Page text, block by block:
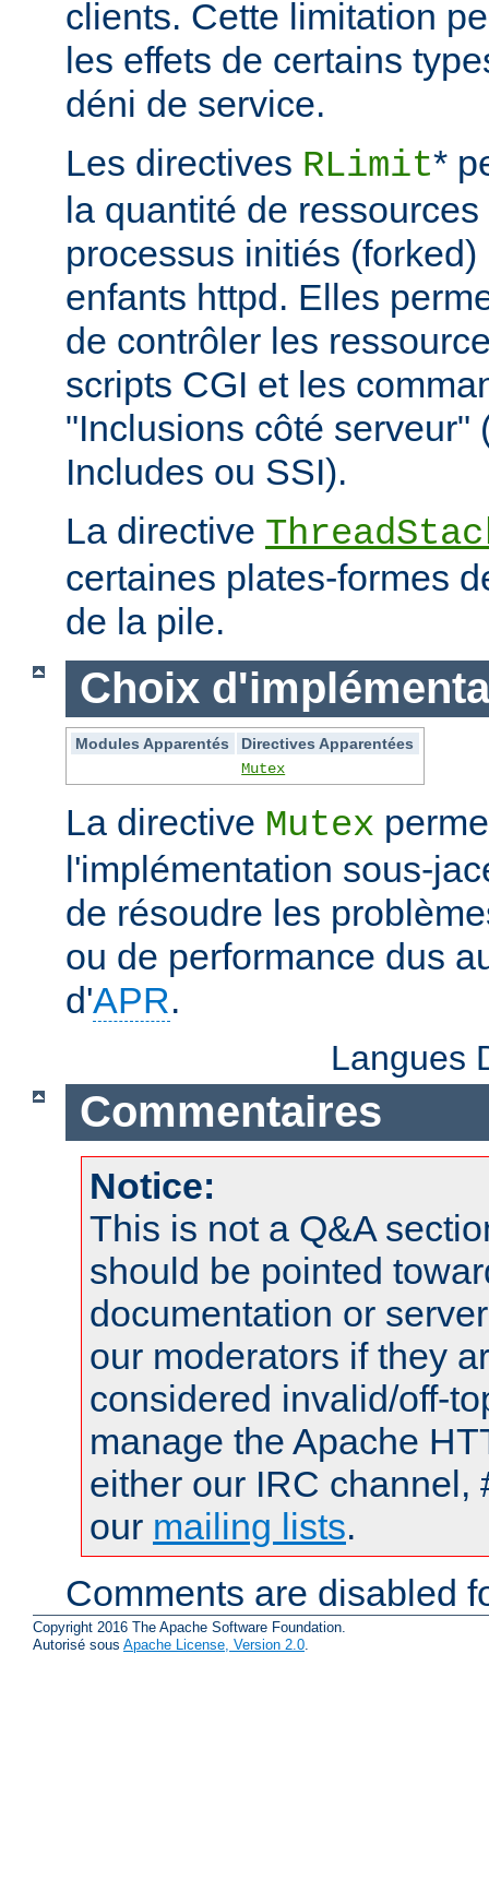
clients. Cette limitation
les effets de certains
déni de service.
Les directives RLimit*
la quantité de
processus initiés
enfants httpd. Elles
de contrôler les
scripts CGI et les
"Inclusions côté serveur"
Includes ou SSI).
La directive
certaines plates-formes
de la pile.
Choix
Modules Apparentés
Directives Apparentées
Mutex
La directive Mutex
l'implémentation sous-
de résoudre les
ou de performance dus
d'APR.
Langues
Commentaires
Notice:
This is not a Q&A
should be pointed
documentation or
our moderators if they
considered invalid/off-
manage the Apache
either our IRC channel,
our mailing lists.
Comments are disabled
Copyright 2016 The Apache Software Foundation.
Autorisé sous Apache License, Version 2.0